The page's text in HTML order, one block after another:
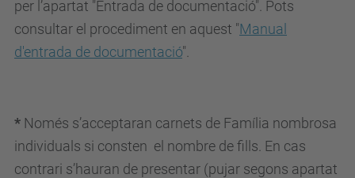
per l’apartat "Entrada de documentació". Pots
consultar el procediment en aquest "Manual
d'entrada de documentació"
* Només s’acceptaran carnets de Família nombrosa
individuals si consten el nombre de fills. En cas
contrari s’hauran de presentar (pujar segons apartat